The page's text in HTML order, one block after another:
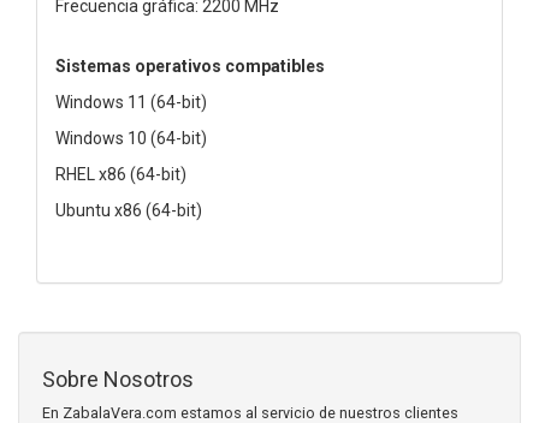
Frecuencia gráfica: 2200 MHz
Sistemas operativos compatibles
Windows 11 (64-bit)
Windows 10 (64-bit)
RHEL x86 (64-bit)
Ubuntu x86 (64-bit)
Sobre Nosotros
En ZabalaVera.com estamos al servicio de nuestros clientes